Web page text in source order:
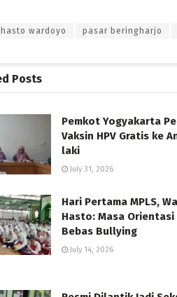
hasto wardoyo pasar beringharjo
Posts
Pemkot Yogyakarta
Vaksin HPV Gratis ke
laki
July 31, 2026
Hari Pertama MPLS,
Hasto: Masa Orientasi
Bebas Bullying
July 14, 2026